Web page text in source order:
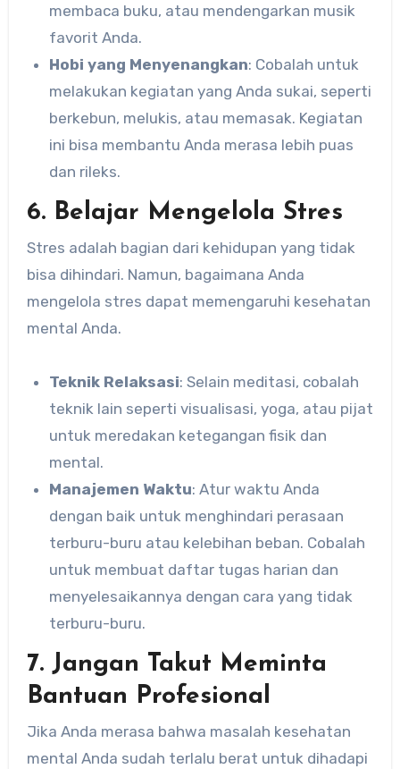
membaca buku, atau mendengarkan musik
favorit Anda.
Hobi yang Menyenangkan: Cobalah untuk
melakukan kegiatan yang Anda sukai, seperti
berkebun, melukis, atau memasak. Kegiatan
ini bisa membantu Anda merasa lebih puas
dan rileks.
6. Belajar Mengelola Stres
Stres adalah bagian dari kehidupan yang tidak
bisa dihindari. Namun, bagaimana Anda
mengelola stres dapat memengaruhi kesehatan
mental Anda.
Teknik Relaksasi: Selain meditasi, cobalah
teknik lain seperti visualisasi, yoga, atau pijat
untuk meredakan ketegangan fisik dan
mental.
Manajemen Waktu: Atur waktu Anda
dengan baik untuk menghindari perasaan
terburu-buru atau kelebihan beban. Cobalah
untuk membuat daftar tugas harian dan
menyelesaikannya dengan cara yang tidak
terburu-buru.
7. Jangan Takut Meminta
Bantuan Profesional
Jika Anda merasa bahwa masalah kesehatan
mental Anda sudah terlalu berat untuk dihadapi